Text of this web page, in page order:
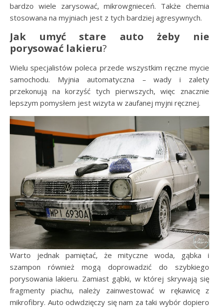
bardzo wiele zarysować, mikrowgnieceń. Także chemia
stosowana na myjniach jest z tych bardziej agresywnych.
Jak umyć stare auto żeby nie
porysować lakieru?
Wielu specjalistów poleca przede wszystkim ręczne mycie
samochodu. Myjnia automatyczna – wady i zalety
przekonują na korzyść tych pierwszych, więc znacznie
lepszym pomysłem jest wizyta w zaufanej myjni ręcznej.
Warto jednak pamiętać, że mityczne woda, gąbka i
szampon również mogą doprowadzić do szybkiego
porysowania lakieru. Zamiast gąbki, w której skrywają się
fragmenty piachu, należy zainwestować w rękawicę z
mikrofibry. Auto odwdzięczy się nam za taki wybór dopiero